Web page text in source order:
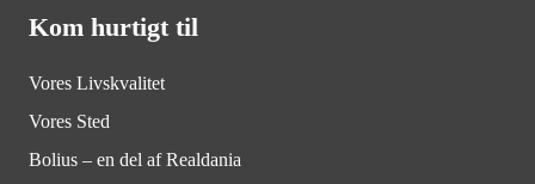
Kom hurtigt til
Vores Livskvalitet
Vores Sted
Bolius – en del af Realdania